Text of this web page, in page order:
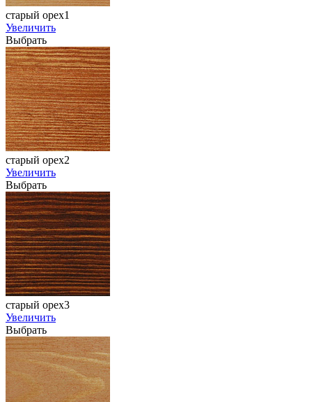
старый орех1
Увеличить
Выбрать
старый орех2
Увеличить
Выбрать
старый орех3
Увеличить
Выбрать